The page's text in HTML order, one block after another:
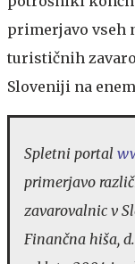
primerjavo vseh
turističnih
Sloveniji na
Spletni portal
primerjavo
zavarovalnic v
Finančna hiša,